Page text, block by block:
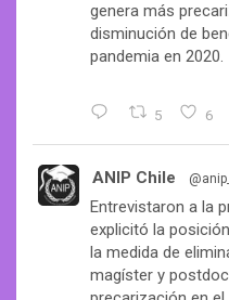
genera más
disminución de
pandemia en 2020.
5 6
ANIP Chile
Entrevistaron a la
explicitó la
la medida de
magíster y